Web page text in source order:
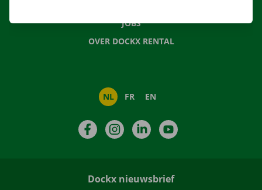
JOBS
OVER DOCKX RENTAL
NL FR EN
FacebookInstagramLinkedIn
Dockx nieuwsbrief